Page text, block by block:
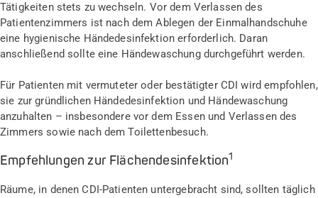
Tätigkeiten stets zu wechseln. Vor dem Verlassen des
Patientenzimmers ist nach dem Ablegen der Einmalhandschuhe
eine hygienische Händedesinfektion erforderlich. Daran
anschließend sollte eine Händewaschung durchgeführt werden.
Für Patienten mit vermuteter oder bestätigter CDI wird empfohlen,
sie zur gründlichen Händedesinfektion und Händewaschung
anzuhalten – insbesondere vor dem Essen und Verlassen des
Zimmers sowie nach dem Toilettenbesuch.
Empfehlungen zur Flächendesinfektion1
Räume, in denen CDI-Patienten untergebracht sind, sollten täglich